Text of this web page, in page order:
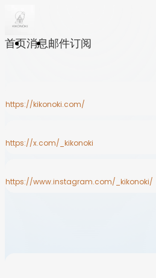
首页消息邮件订阅
https://kikonoki.com/
https://x.com/_kikonoki
https://www.instagram.com/_kikonoki/